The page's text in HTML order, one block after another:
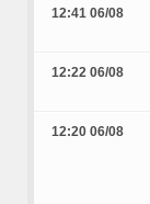
12:41 06/08
12:22 06/08
12:20 06/08